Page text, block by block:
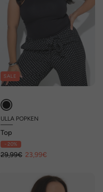
SALE
ULLA POPKEN
Top
- 20%
29,99€ 23,99€